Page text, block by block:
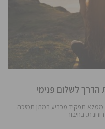
הדרך לשלום פנימי
ממלא תפקיד מכריע במתן תמיכה
בחיבור